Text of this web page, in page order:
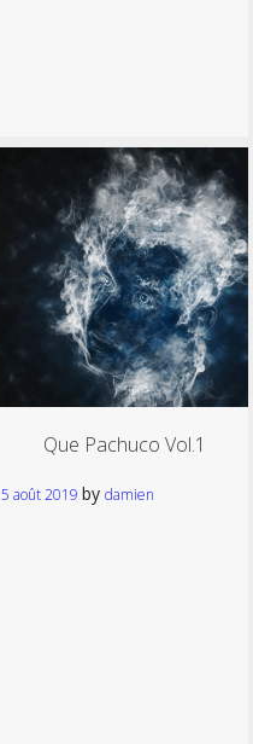
Que Pachuco Vol.1
5 août 2019 by damien